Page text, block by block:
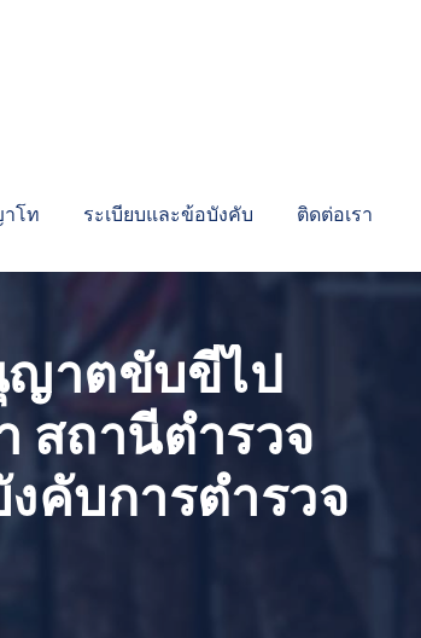
โท ระเบียบและข้อบังคับ ติดต่อเรา
ญาตขับขี่ไป
สถานีตำรวจ
คับการตำรวจ